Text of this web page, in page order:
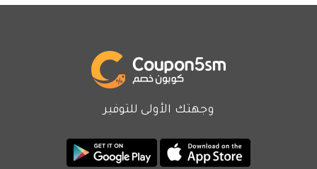
وجهتك الأولى للتوفير